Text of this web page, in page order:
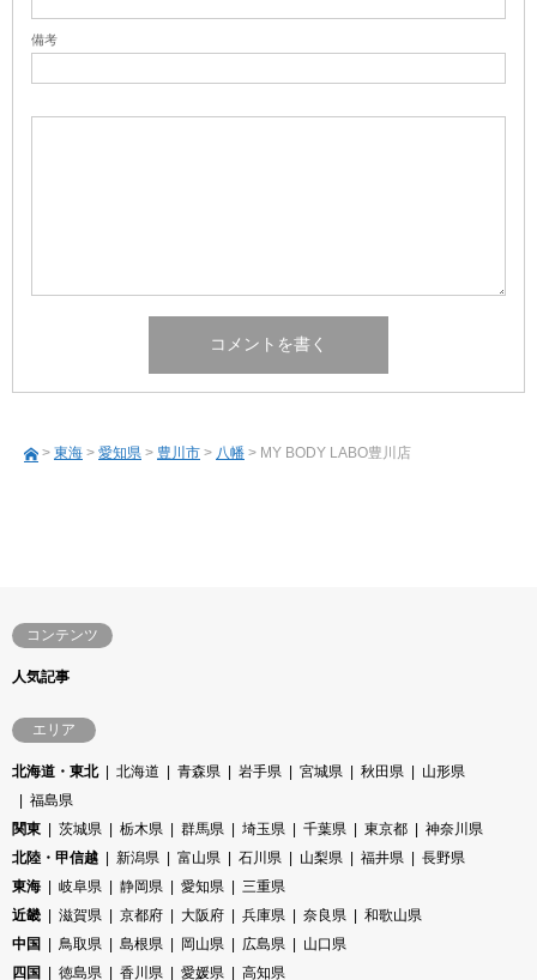
備考
> 東海 > 愛知県 > 豊川市 > 八幡 > MY BODY LABO豊川店
コンテンツ
人気記事
エリア
北海道・東北 北海道 青森県 岩手県 宮城県 秋田県
山形県
福島県
関東
茨城県 栃木県 群馬県 埼玉県 千葉県 東京都
神奈川県
北陸・甲信越
新潟県 富山県 石川県 山梨県 福井県
長野県
東海
岐阜県 静岡県 愛知県
三重県
近畿
滋賀県 京都府 大阪府 兵庫県 奈良県
和歌山県
中国
鳥取県 島根県 岡山県 広島県
山口県
四国
徳島県 香川県 愛媛県 高知県